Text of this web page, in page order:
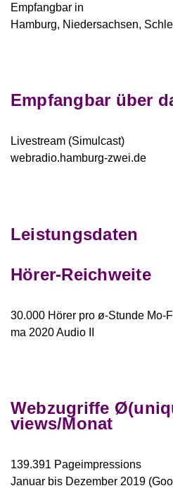
Empfangbar in
Hamburg, Niedersachsen,
Empfangbar über
Livestream (Simulcast)
webradio.hamburg-zwei.de
Leistungsdaten
Hörer-Reichweite
30.000 Hörer pro ø-Stunde Mo-
ma 2020 Audio II
Webzugriffe
views/Monat
139.391 Pageimpressions
Januar bis Dezember 2019